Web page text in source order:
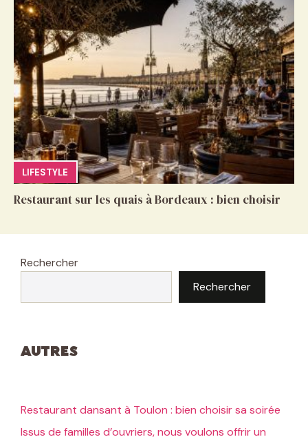
LIFESTYLE
Restaurant sur les quais à Bordeaux : bien choisir
Rechercher
Rechercher
Autres
Restaurant dansant à Toulon : bien choisir sa soirée
Issus de familles d’ouvriers, nous voulons offrir un